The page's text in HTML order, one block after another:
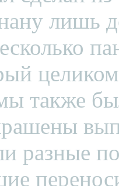
лишь
также
разные